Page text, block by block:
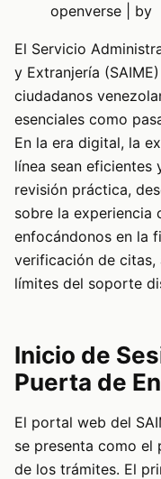
openverse | by
El Servicio
y Extranjería
ciudadanos
esenciales como
En la era digital, la
línea sean eficientes
revisión práctica,
sobre la experiencia
enfocándonos en la
verificación de
límites del soporte
Inicio de
Puerta de
El portal web del
se presenta como
de los trámites. El